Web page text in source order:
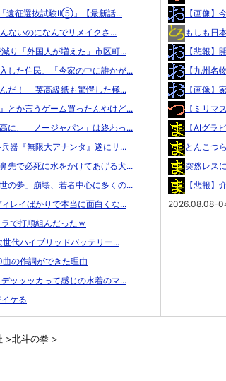
遠征選抜試験Ⅱ⑤」【最新話...
ないのになんでリメイクさ...
り「外国人が増えた」市区町...
した住民、「今家の中に誰かが...
だ！」 英高級紙も驚愕した極...
とか言うゲーム買ったんやけど...
に、「ノージャパン」は終わっ...
器『無限大アナンタ』遂にサ...
先で必死に水をかけてあげる犬...
の夢」崩壊、若者中心に多くの...
レイばかりで本当に面白くな...
で打順組んだったｗ
代ハイブリッドバッテリー...
の作詞ができた理由
ッッッカって感じの水着のマ...
ケる
【画像】
もしも日
【悲報】
【九州名
【画像】
【ミリマ
【AIグラ
とんこつ
突然レス
【悲報】
2026.08.08-
>北斗の拳 >